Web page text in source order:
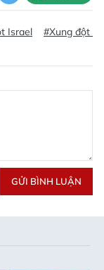
Israel #Xung đột
GỬI BÌNH LUẬN